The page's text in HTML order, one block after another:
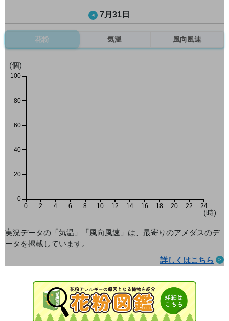
7月31日
花粉 気温 風向風速
0 2 4 6 8 10 12 14 16 18 20 22 24
(個)
(時)
0
20
40
60
80
100
実況データの「気温」「風向風速」は、最寄りのアメダスのデ
ータを掲載しています。
詳しくはこちら